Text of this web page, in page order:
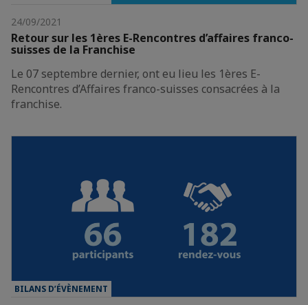
24/09/2021
Retour sur les 1ères E-Rencontres d’affaires franco-
suisses de la Franchise
Le 07 septembre dernier, ont eu lieu les 1ères E-
Rencontres d’Affaires franco-suisses consacrées à la
franchise.
BILANS D’ÉVÈNEMENT